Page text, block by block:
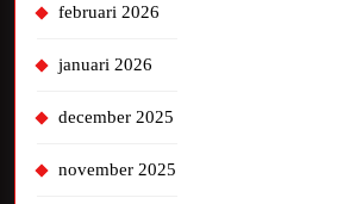
februari 2026
januari 2026
december 2025
november 2025